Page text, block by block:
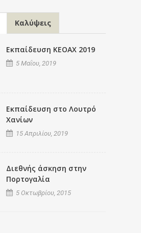
Καλύψεις
Εκπαίδευση ΚΕΟΑΧ 2019
5 Μαΐου, 2019
Εκπαίδευση στο Λουτρό
Χανίων
15 Απριλίου, 2019
Διεθνής άσκηση στην
Πορτογαλία
5 Οκτωβρίου, 2015